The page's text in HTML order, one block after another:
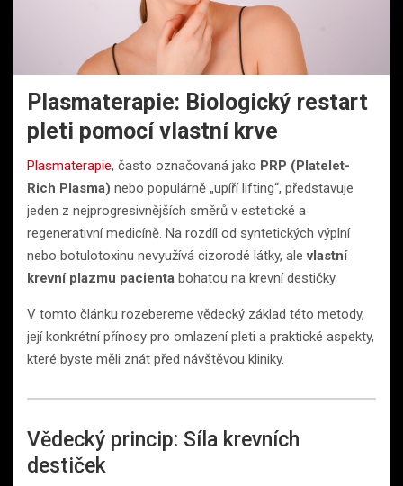
Plasmaterapie: Biologický restart
pleti pomocí vlastní krve
Plasmaterapie, často označovaná jako PRP (Platelet-
Rich Plasma) nebo populárně „upíří lifting“, představuje
jeden z nejprogresivnějších směrů v estetické a
regenerativní medicíně. Na rozdíl od syntetických výplní
nebo botulotoxinu nevyužívá cizorodé látky, alevlastní
krevní plazmu pacienta bohatou na krevní destičky.
V tomto článku rozebereme vědecký základ této metody,
její konkrétní přínosy pro omlazení pleti a praktické aspekty,
které byste měli znát před návštěvou kliniky.
Vědecký princip: Síla krevních
destiček